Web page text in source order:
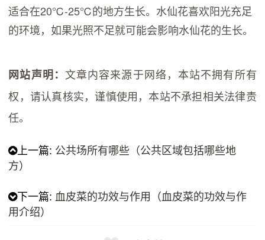
适合在20℃-25℃的地方生长。水仙花喜欢阳光充足
的环境，如果光照不足就可能会影响水仙花的生长。
网站声明： 文章内容来源于网络，本站不拥有所有
权，请认真核实，谨慎使用，本站不承担相关法律责
任。
上一篇: 公共场所有哪些（公共区域包括哪些地
方）
下一篇: 血皮菜的功效与作用（血皮菜的功效与作
用介绍）